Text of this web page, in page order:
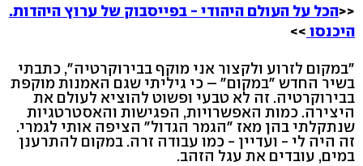
<<הכל על העולם היהודי - בפייסבוק של ערוץ היהדות.
היכנסו >>
"במקום לזרוע ולקצור אני מוקף בבירוקרטיה", כתבתי
בשיר החדש "במקום" – כי גיליתי שגם האמנות מוקפת
בבירוקרטיה. זה לא טבעי ופשוט להוציא לעולם את
היצירה. כמות האפשרויות, הפגישות והאסטרטגיות
שנתקלתי בהן מאז "הגמר הגדול" הציפה אותי לגמרי.
זה היה לי - ועדיין - כמו עבודה זרה. במקום להתרענן
במים, עובדים את עגל הזהב.